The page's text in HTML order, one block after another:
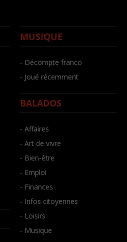
MUSIQUE
- Décompte franco
- Joué récemment
BALADOS
- Affaires
- Art de vivre
- Bien-être
- Emploi
- Finances
- Infos citoyennes
- Loisirs
- Musique